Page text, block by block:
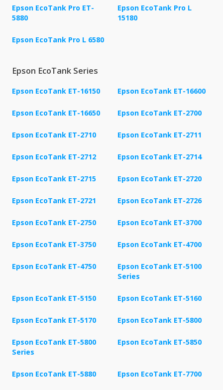
Epson EcoTank Pro ET-
5880
Epson EcoTank Pro L
15180
Epson EcoTank Pro L 6580
Epson EcoTank Series
Epson EcoTank ET-16150 Epson EcoTank ET-16600
Epson EcoTank ET-16650 Epson EcoTank ET-2700
Epson EcoTank ET-2710 Epson EcoTank ET-2711
Epson EcoTank ET-2712 Epson EcoTank ET-2714
Epson EcoTank ET-2715 Epson EcoTank ET-2720
Epson EcoTank ET-2721 Epson EcoTank ET-2726
Epson EcoTank ET-2750 Epson EcoTank ET-3700
Epson EcoTank ET-3750 Epson EcoTank ET-4700
Epson EcoTank ET-4750
Epson EcoTank ET-5100
Series
Epson EcoTank ET-5150 Epson EcoTank ET-5160
Epson EcoTank ET-5170 Epson EcoTank ET-5800
Epson EcoTank ET-5800
Series
Epson EcoTank ET-5850
Epson EcoTank ET-5880 Epson EcoTank ET-7700